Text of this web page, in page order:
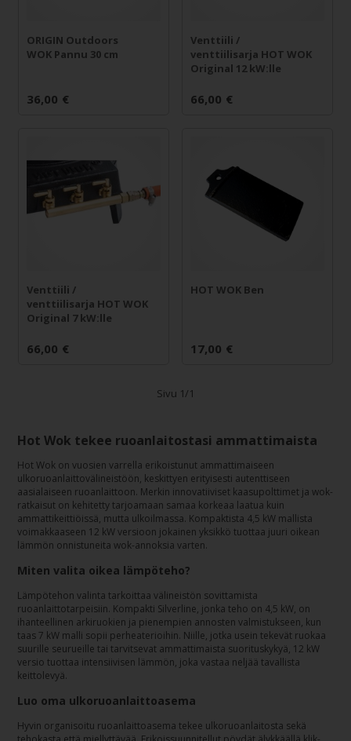
ORIGIN Outdoors
WOK Pannu 30 cm
36,00 €
Venttiili /
venttiilisarja HOT WOK
Original 12 kW:lle
66,00 €
Venttiili /
venttiilisarja HOT WOK
Original 7 kW:lle
66,00 €
HOT WOK Ben
17,00 €
Sivu 1/1
Hot Wok tekee ruoanlaitostasi ammattimaista
Hot Wok on vuosien varrella erikoistunut ammattimaiseen
ulkoruoanlaittovälineistöön, keskittyen erityisesti autenttiseen
aasialaiseen ruoanlaittoon. Merkin innovatiiviset kaasupolttimet ja wok-
ratkaisut on kehitetty tarjoamaan samaa korkeaa laatua kuin
ammattikeittiöissä, mutta ulkoilmassa. Kompaktista 4,5 kW mallista
voimakkaaseen 12 kW versioon jokainen yksikkö tuottaa juuri oikean
lämmön onnistuneita wok-annoksia varten.
Miten valita oikea lämpöteho?
Lämpötehon valinta tarkoittaa välineistön sovittamista
ruoanlaittotarpeisiin. Kompakti Silverline, jonka teho on 4,5 kW, on
ihanteellinen arkiruokien ja pienempien annosten valmistukseen, kun
taas 7 kW malli sopii perheaterioihin. Niille, jotka usein tekevät ruokaa
suurille seurueille tai tarvitsevat ammattimaista suorituskykyä, 12 kW
versio tuottaa intensiivisen lämmön, joka vastaa neljää tavallista
keittolevyä.
Luo oma ulkoruoanlaittoasema
Hyvin organisoitu ruoanlaittoasema tekee ulkoruoanlaitosta sekä